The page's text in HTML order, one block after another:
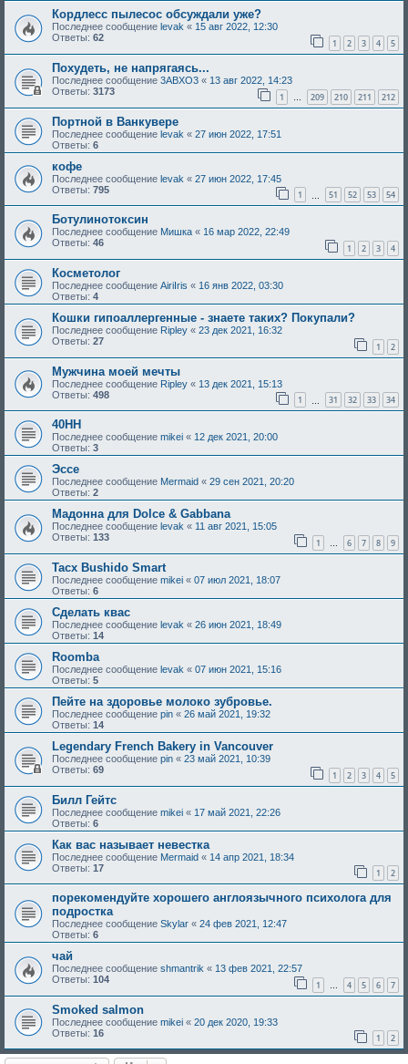
Кордлесс пылесос обсуждали уже?
Последнее сообщение levak « 15 авг 2022, 12:30
Ответы: 62 1 2 3 4 5
Похудеть, не напрягаясь...
Последнее сообщение 3ABXO3 « 13 авг 2022, 14:23
Ответы: 3173 1 … 209 210 211 212
Портной в Ванкувере
Последнее сообщение levak « 27 июн 2022, 17:51
Ответы: 6
кофе
Последнее сообщение levak « 27 июн 2022, 17:45
Ответы: 795 1 51 52 53 54
Ботулинотоксин
Последнее сообщение Мишка « 16 мар 2022, 22:49
Ответы: 46 1 2 3 4
Косметолог
Последнее сообщение AiriIris « 16 янв 2022, 03:30
Ответы: 4
Кошки гипоаллергенные - знаете таких? Покупали?
Последнее сообщение Ripley « 23 дек 2021, 16:32
Ответы: 27 1 2
Мужчина моей мечты
Последнее сообщение Ripley « 13 дек 2021, 15:13
Ответы: 498 1 31 32 33 34
40HH
Последнее сообщение mikei « 12 дек 2021, 20:00
Ответы: 3
Эссе
Последнее сообщение Mermaid « 29 сен 2021, 20:20
Ответы: 2
Мадонна для Dolce & Gabbana
Последнее сообщение levak « 11 авг 2021, 15:05
Ответы: 133 1 … 6 7 8 9
Tacx Bushido Smart
Последнее сообщение mikei « 07 июл 2021, 18:07
Ответы: 6
Сделать квас
Последнее сообщение levak « 26 июн 2021, 18:49
Ответы: 14
Roomba
Последнее сообщение levak « 07 июн 2021, 15:16
Ответы: 5
Пейте на здоровье молоко зубровье.
Последнее сообщение pin « 26 май 2021, 19:32
Ответы: 14
Legendary French Bakery in Vancouver
Последнее сообщение pin « 23 май 2021, 10:39
Ответы: 69 1 2 3 4 5
Билл Гейтс
Последнее сообщение mikei « 17 май 2021, 22:26
Ответы: 6
Как вас называет невестка
Последнее сообщение Mermaid « 14 апр 2021, 18:34
Ответы: 17 1 2
порекомендуйте хорошего англоязычного психолога для
подростка
Последнее сообщение Skylar « 24 фев 2021, 12:47
Ответы: 6
чай
Последнее сообщение shmantrik « 13 фев 2021, 22:57
Ответы: 104 1 … 4 5 6 7
Smoked salmon
Последнее сообщение mikei « 20 дек 2020, 19:33
Ответы: 16 1 2